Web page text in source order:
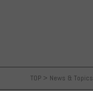
TOP > News & Topics